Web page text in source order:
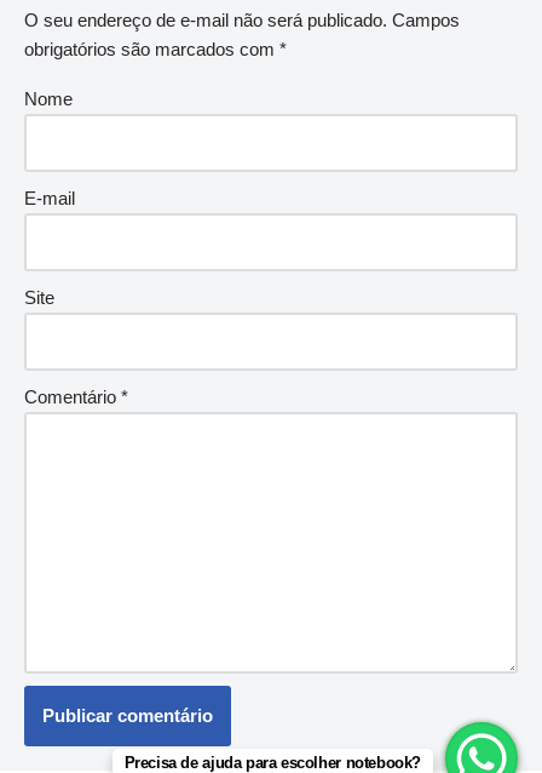
O seu endereço de e-mail não será publicado. Campos
obrigatórios são marcados com *
Nome
E-mail
Site
Comentário *
Precisa de ajuda para escolher notebook?